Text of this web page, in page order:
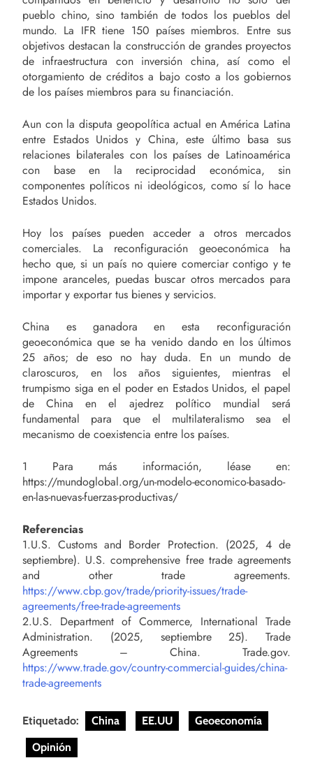
pueblo chino, sino también de todos los pueblos del
mundo. La IFR tiene 150 países miembros. Entre sus
objetivos destacan la construcción de grandes proyectos
de infraestructura con inversión china, así como el
otorgamiento de créditos a bajo costo a los gobiernos
de los países miembros para su financiación.
Aun con la disputa geopolítica actual en América Latina
entre Estados Unidos y China, este último basa sus
relaciones bilaterales con los países de Latinoamérica
con base en la reciprocidad económica, sin
componentes políticos ni ideológicos, como sí lo hace
Estados Unidos.
Hoy los países pueden acceder a otros mercados
comerciales. La reconfiguración geoeconómica ha
hecho que, si un país no quiere comerciar contigo y te
impone aranceles, puedas buscar otros mercados para
importar y exportar tus bienes y servicios.
China es ganadora en esta reconfiguración
geoeconómica que se ha venido dando en los últimos
25 años; de eso no hay duda. En un mundo de
claroscuros, en los años siguientes, mientras el
trumpismo siga en el poder en Estados Unidos, el papel
de China en el ajedrez político mundial será
fundamental para que el multilateralismo sea el
mecanismo de coexistencia entre los países.
1 Para más información, léase en:
https://mundoglobal.org/un-modelo-economico-basado-
en-las-nuevas-fuerzas-productivas/
Referencias
1.U.S. Customs and Border Protection. (2025, 4 de
septiembre). U.S. comprehensive free trade agreements
and other trade agreements.
https://www.cbp.gov/trade/priority-issues/trade-
agreements/free-trade-agreements
2.U.S. Department of Commerce, International Trade
Administration. (2025, septiembre 25). Trade
Agreements – China. Trade.gov.
https://www.trade.gov/country-commercial-guides/china-
trade-agreements
Etiquetado: China EE.UU
Geoeconomía
Opinión